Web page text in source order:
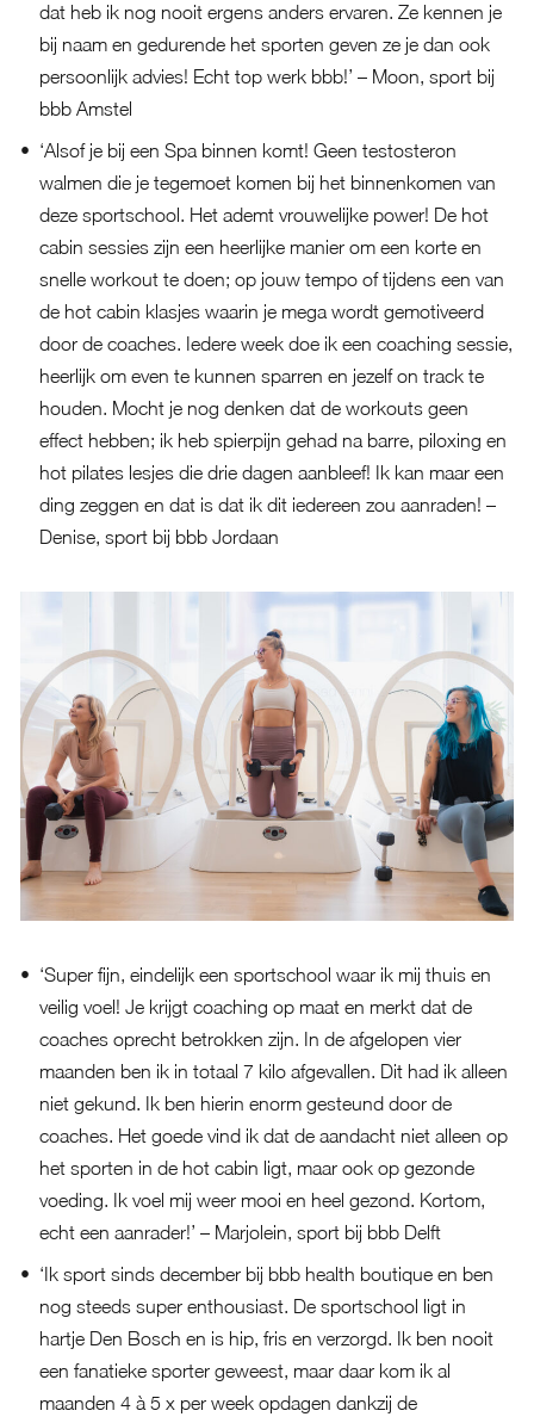
dat heb ik nog nooit ergens anders ervaren. Ze kennen je
bij naam en gedurende het sporten geven ze je dan ook
persoonlijk advies! Echt top werk bbb!’ – Moon, sport bij
bbb Amstel
‘Alsof je bij een Spa binnen komt! Geen testosteron
walmen die je tegemoet komen bij het binnenkomen van
deze sportschool. Het ademt vrouwelijke power! De hot
cabin sessies zijn een heerlijke manier om een korte en
snelle workout te doen; op jouw tempo of tijdens een van
de hot cabin klasjes waarin je mega wordt gemotiveerd
door de coaches. Iedere week doe ik een coaching sessie,
heerlijk om even te kunnen sparren en jezelf on track te
houden. Mocht je nog denken dat de workouts geen
effect hebben; ik heb spierpijn gehad na barre, piloxing en
hot pilates lesjes die drie dagen aanbleef! Ik kan maar een
ding zeggen en dat is dat ik dit iedereen zou aanraden! –
Denise, sport bij bbb Jordaan
‘Super fijn, eindelijk een sportschool waar ik mij thuis en
veilig voel! Je krijgt coaching op maat en merkt dat de
coaches oprecht betrokken zijn. In de afgelopen vier
maanden ben ik in totaal 7 kilo afgevallen. Dit had ik alleen
niet gekund. Ik ben hierin enorm gesteund door de
coaches. Het goede vind ik dat de aandacht niet alleen op
het sporten in de hot cabin ligt, maar ook op gezonde
voeding. Ik voel mij weer mooi en heel gezond. Kortom,
echt een aanrader!’ – Marjolein, sport bij bbb Delft
‘Ik sport sinds december bij bbb health boutique en ben
nog steeds super enthousiast. De sportschool ligt in
hartje Den Bosch en is hip, fris en verzorgd. Ik ben nooit
een fanatieke sporter geweest, maar daar kom ik al
maanden 4 à 5 x per week opdagen dankzij de